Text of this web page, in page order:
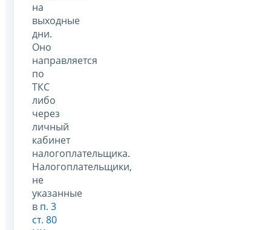
на
выходные
дни.
Оно
направляется
по
ТКС
либо
через
личный
кабинет
налогоплательщика.
Налогоплательщики,
не
указанные
в п. 3
ст. 80